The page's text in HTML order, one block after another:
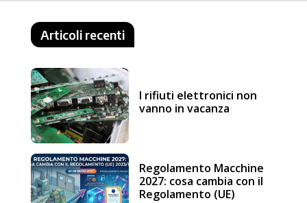
Articoli recenti
I rifiuti elettronici non
vanno in vacanza
Regolamento Macchine
2027: cosa cambia con il
Regolamento (UE)